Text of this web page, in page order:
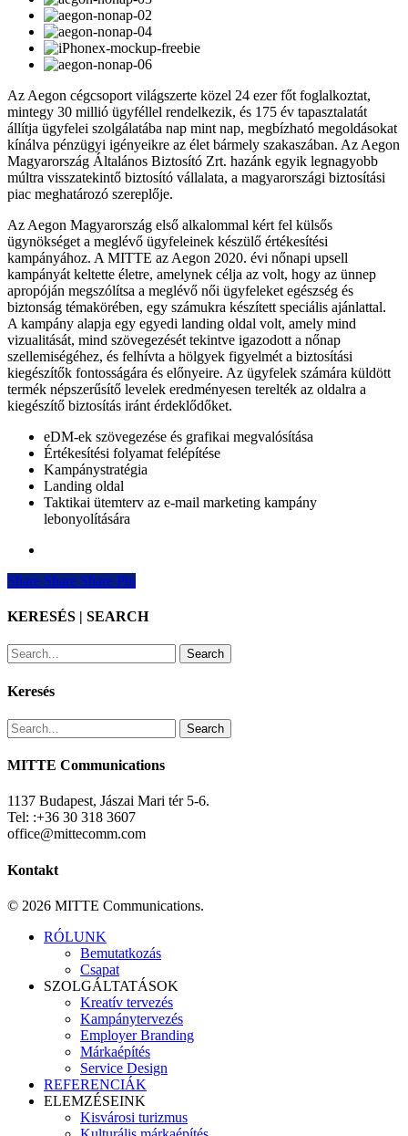
Az Aegon cégcsoport világszerte közel 24 ezer főt foglalkoztat,
mintegy 30 millió ügyféllel rendelkezik, és 175 év tapasztalatát
állítja ügyfelei szolgálatába nap mint nap, megbízható megoldásokat
kínálva pénzügyi igényeikre az élet bármely szakaszában. Az Aegon
Magyarország Általános Biztosító Zrt. hazánk egyik legnagyobb
múltra visszatekintő biztosító vállalata, a magyarországi biztosítási
piac meghatározó szereplője.
Az Aegon Magyarország első alkalommal kért fel külsős
ügynökséget a meglévő ügyfeleinek készülő értékesítési
kampányához. A MITTE az Aegon 2020. évi nőnapi upsell
kampányát keltette életre, amelynek célja az volt, hogy az ünnep
apropóján megszólítsa a meglévő női ügyfeleket egészség és
biztonság témakörében, egy számukra készített speciális ajánlattal.
A kampány alapja egy egyedi landing oldal volt, amely mind
vizualitását, mind szövegezését tekintve igazodott a nőnap
szellemiségéhez, és felhívta a hölgyek figyelmét a biztosítási
kiegészítők fontosságára és előnyeire. Az ügyfelek számára küldött
termék népszerűsítő levelek eredményesen terelték az oldalra a
kiegészítő biztosítás iránt érdeklődőket.
eDM-ek szövegezése és grafikai megvalósítása
Értékesítési folyamat felépítése
Kampánystratégia
Landing oldal
Taktikai ütemterv az e-mail marketing kampány
lebonyolítására
Share
Share Share Share Pin
KERESÉS | SEARCH
Search
Keresés
Search
MITTE Communications
1137 Budapest, Jászai Mari tér 5-6.
Tel: :+36 30 318 3607
office@mittecomm.com
Kontakt
© 2026 MITTE Communications.
Close
RÓLUNK
Bemutatkozás
Csapat
SZOLGÁLTATÁSOK
Kreatív tervezés
Kampánytervezés
Employer Branding
Márkaépítés
Service Design
REFERENCIÁK
ELEMZÉSEINK
Kisvárosi turizmus